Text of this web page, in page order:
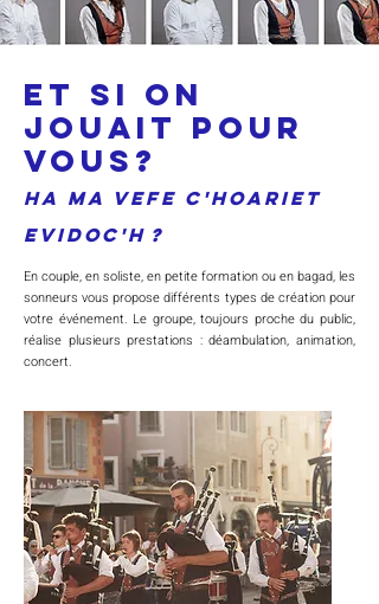
ET SI ON
JOUAIT POUR
VOUS?
Ha ma vefe c'hoariet
evidoc'h ?
En couple, en soliste, en petite formation ou en bagad, les
sonneurs vous propose différents types de création pour
votre événement. Le groupe, toujours proche du public,
réalise plusieurs prestations : déambulation, animation,
concert.